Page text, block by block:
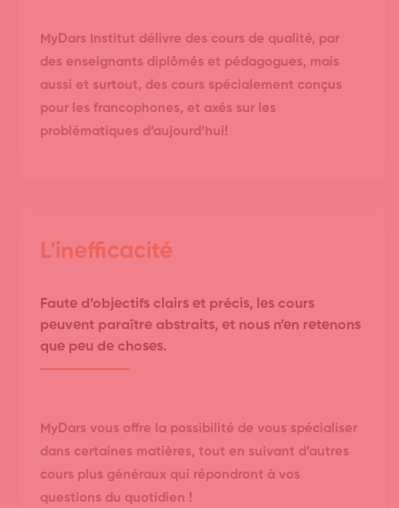
MyDars Institut délivre des cours de qualité, par
des enseignants diplômés et pédagogues, mais
aussi et surtout, des cours spécialement conçus
pour les francophones, et axés sur les
problématiques d’aujourd’hui!
L'inefficacité
Faute d’objectifs clairs et précis, les cours
peuvent paraître abstraits, et nous n’en retenons
que peu de choses.
MyDars vous offre la possibilité de vous spécialiser
dans certaines matières, tout en suivant d’autres
cours plus généraux qui répondront à vos
questions du quotidien !